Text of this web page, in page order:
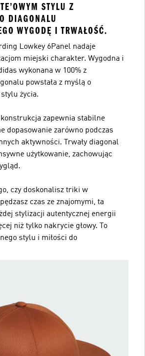
STYLU Z
DIAGONALU
WYGODĘ I TRWAŁOŚĆ.
Lowkey 6Panel nadaje
miejski charakter. Wygodna i
wykonana w 100% z
powstała z myślą o
życia.
zapewnia stabilne
dopasowanie zarówno podczas
aktywności. Trwały diagonal
użytkowanie, zachowując
czy doskonalisz triki w
czas ze znajomymi, ta
stylizacji autentycznej energii
niż tylko nakrycie głowy. To
stylu i miłości do